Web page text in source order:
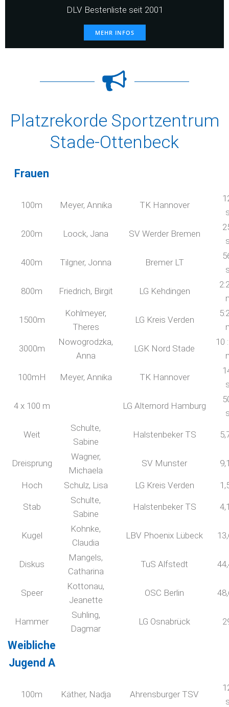
DLV Bestenliste seit 2001
MEHR INFOS
Platzrekorde Sportzentrum
Stade-Ottenbeck
Frauen
100m Meyer, Annika TK Hannover
200m Loock, Jana SV Werder Bremen
400m Tilgner, Jonna Bremer LT
800m Friedrich, Birgit LG Kehdingen
1500m
Kohlmeyer,
Theres
LG Kreis Verden
3000m
Nowogrodzka,
Anna
LGK Nord Stade
10
100mH Meyer, Annika TK Hannover
4 x 100 m LG Alternord Hamburg
Weit
Schulte,
Sabine
Halstenbeker TS
Dreisprung
Wagner,
Michaela
SV Munster
Hoch Schulz, Lisa LG Kreis Verden
Stab
Schulte,
Sabine
Halstenbeker TS
Kugel
Kohnke,
Claudia
LBV Phoenix Lübeck
Diskus
Mangels,
Catharina
TuS Alfstedt
Speer
Kottonau,
Jeanette
OSC Berlin
Hammer
Suhling,
Dagmar
LG Osnabrück
Weibliche
Jugend A
100m Käther, Nadja Ahrensburger TSV